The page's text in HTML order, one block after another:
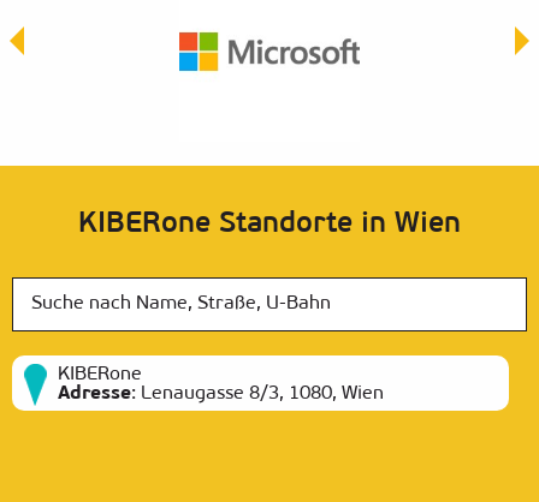
KIBERone Standorte in Wien
KIBERone
Adresse: Lenaugasse 8/3, 1080, Wien